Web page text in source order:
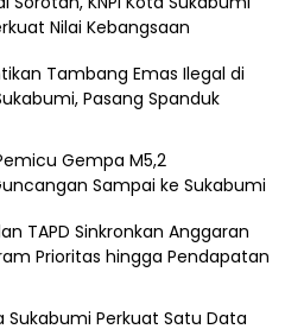
Nilai Kebangsaan
Tambang Emas Ilegal di
Pasang Spanduk
Gempa M5,2
Sampai ke Sukabumi
TAPD Sinkronkan Anggaran
Prioritas hingga Pendapatan
Sukabumi Perkuat Satu Data